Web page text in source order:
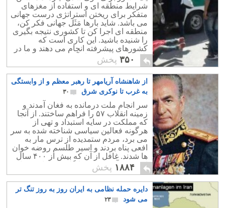
شرایط منطقه ای و استفاده از مغزهای
متفکر برای ریختن استراتژی درست جهانی
می باشد. شاید بارها مَثَل جهانی فکر کن،
منطقه ای اجرا کن تا کشوری نتیجه بگیری
را شنیده باشید. این کاری است که
کشورهای پیشرفته انجام می دهند و ما در
تاریخ معاصر ایران از آن بی بهره بوده ایم.
۳۵۰ پخش
از شاهنشاه آریامهر تا رهبر معظم و از وابستگی
به غرب تا نوکری شرق
۳۰
سر انجام ملت درمانده به فغان آمدند و
زمینه انقلاب ۵۷ را فراهم ساختند. از آنجا
که مملکت در سایه استبداد و تهی از
هرگونه فعالین سیاسی شناخته شده به سر
می برد، مردم ستمدیده از ترس مار به
افعی پناه بردند و اسیر طلسم روضه خوان
ها شدند. غافل از آن که بیش از ۴۰۰ سال
است که آخوند پرچم انگلیس را با خود دارد.
۱۸۸۴ پخش
دایره حمله نظامی به ایران روز به روز تنگ تر
می شود
۲۳